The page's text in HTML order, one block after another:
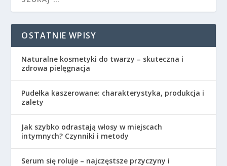
OSTATNIE WPISY
Naturalne kosmetyki do twarzy – skuteczna i
zdrowa pielęgnacja
Pudełka kaszerowane: charakterystyka, produkcja i
zalety
Jak szybko odrastają włosy w miejscach
intymnych? Czynniki i metody
Serum się roluje – najczęstsze przyczyny i